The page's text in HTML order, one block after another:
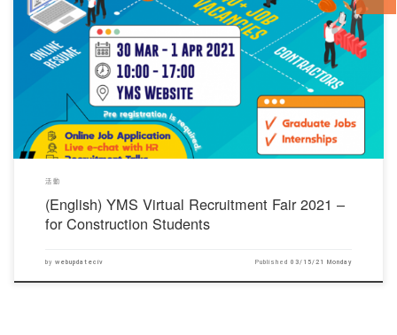
對不起，此內容只適用於English。
活動
(English) YMS Virtual Recruitment Fair 2021 –
for Construction Students
by webupdateciv Published03/15/21 Monday